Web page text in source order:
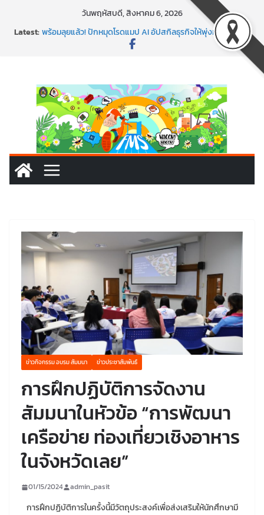
วันพฤหัสบดี, สิงหาคม 6, 2026
Latest:พร้อมลุยแล้ว! ปักหมุดโรดแมป AI อัปสกิลธุรกิจให้พุ่งทะยาน
พาธุรกิจท้องถิ่นสู่ตลาดโลก ด้วยเทคโนโลยี AI!
นอกจากเทคโนโลยีจะล้ำ หัวใจคนทำธุรกิจก็ต้องสตรอง!
ข่าวกิจกรรม อบรม สัมมนา ข่าวประชาสัมพันธ์
การฝึกปฏิบัติการจัดงาน
สัมมนาในหัวข้อ “การพัฒนา
เครือข่าย ท่องเที่ยวเชิงอาหาร
ในจังหวัดเลย”
01/15/2024 admin_pasit
การฝึกปฏิบัติการในครั้งนี้มีวัตถุประสงค์เพื่อส่งเสริมให้นักศึกษามี